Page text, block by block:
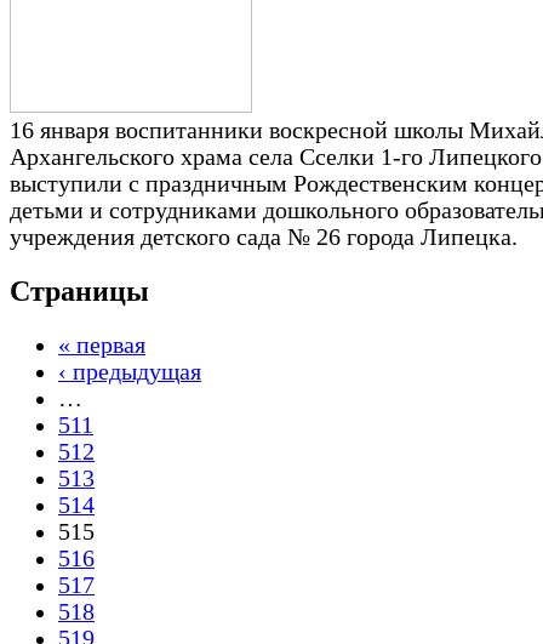
16 января воспитанники воскресной школы
Архангельского храма села Сселки 1-го
выступили с праздничным Рождественским
детьми и сотрудниками дошкольного
учреждения детского сада № 26 города Липецка.
Страницы
« первая
‹ предыдущая
…
511
512
513
514
515
516
517
518
519